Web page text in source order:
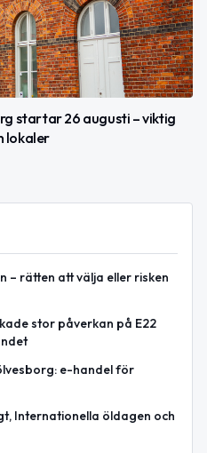
startar 26 augusti – viktig
lokaler
– rätten att välja eller risken
stor påverkan på E22
e-handel för
Internationella öldagen och